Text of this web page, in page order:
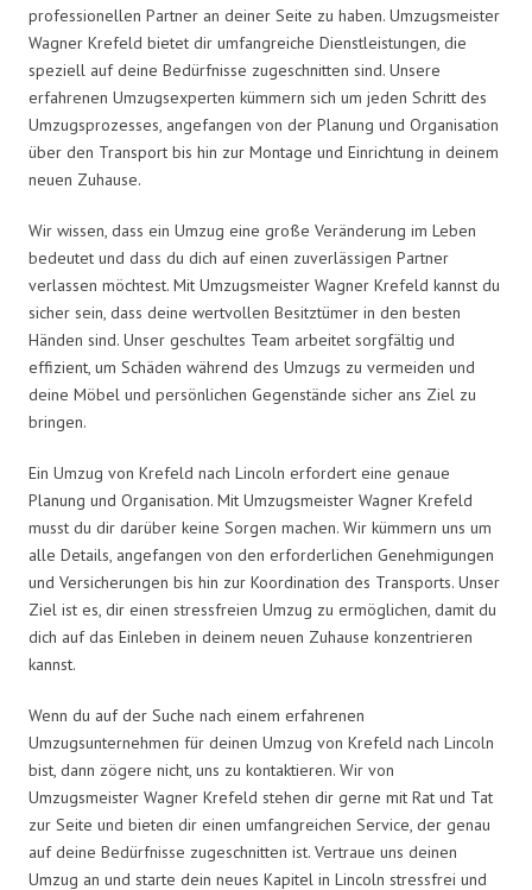
professionellen Partner an deiner Seite zu haben. Umzugsmeister
Wagner Krefeld bietet dir umfangreiche Dienstleistungen, die
speziell auf deine Bedürfnisse zugeschnitten sind. Unsere
erfahrenen Umzugsexperten kümmern sich um jeden Schritt des
Umzugsprozesses, angefangen von der Planung und Organisation
über den Transport bis hin zur Montage und Einrichtung in deinem
neuen Zuhause.
Wir wissen, dass ein Umzug eine große Veränderung im Leben
bedeutet und dass du dich auf einen zuverlässigen Partner
verlassen möchtest. Mit Umzugsmeister Wagner Krefeld kannst du
sicher sein, dass deine wertvollen Besitztümer in den besten
Händen sind. Unser geschultes Team arbeitet sorgfältig und
effizient, um Schäden während des Umzugs zu vermeiden und
deine Möbel und persönlichen Gegenstände sicher ans Ziel zu
bringen.
Ein Umzug von Krefeld nach Lincoln erfordert eine genaue
Planung und Organisation. Mit Umzugsmeister Wagner Krefeld
musst du dir darüber keine Sorgen machen. Wir kümmern uns um
alle Details, angefangen von den erforderlichen Genehmigungen
und Versicherungen bis hin zur Koordination des Transports. Unser
Ziel ist es, dir einen stressfreien Umzug zu ermöglichen, damit du
dich auf das Einleben in deinem neuen Zuhause konzentrieren
kannst.
Wenn du auf der Suche nach einem erfahrenen
Umzugsunternehmen für deinen Umzug von Krefeld nach Lincoln
bist, dann zögere nicht, uns zu kontaktieren. Wir von
Umzugsmeister Wagner Krefeld stehen dir gerne mit Rat und Tat
zur Seite und bieten dir einen umfangreichen Service, der genau
auf deine Bedürfnisse zugeschnitten ist. Vertraue uns deinen
Umzug an und starte dein neues Kapitel in Lincoln stressfrei und